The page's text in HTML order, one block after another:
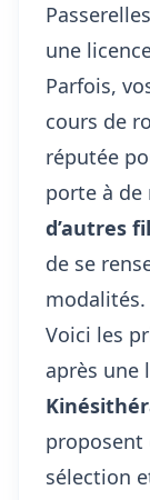
une
Parfois,
cours de
réputée
porte à de
d’autres
de se
modalités.
Voici les
après une
proposent
sélection